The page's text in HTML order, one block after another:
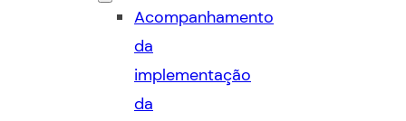
Acompanhamento
da
implementação
da